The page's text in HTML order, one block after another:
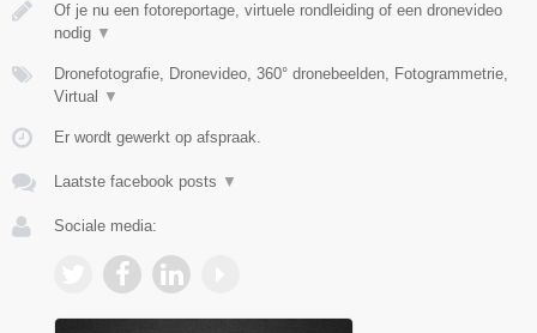
Of je nu een fotoreportage, virtuele rondleiding of een dronevideo
nodig ▼
Dronefotografie, Dronevideo, 360° dronebeelden, Fotogrammetrie,
Virtual
▼
Er wordt gewerkt op afspraak.
Laatste facebook posts ▼
Sociale media: